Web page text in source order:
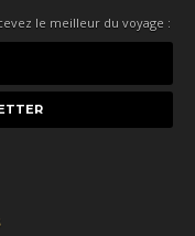
le meilleur du voyage :